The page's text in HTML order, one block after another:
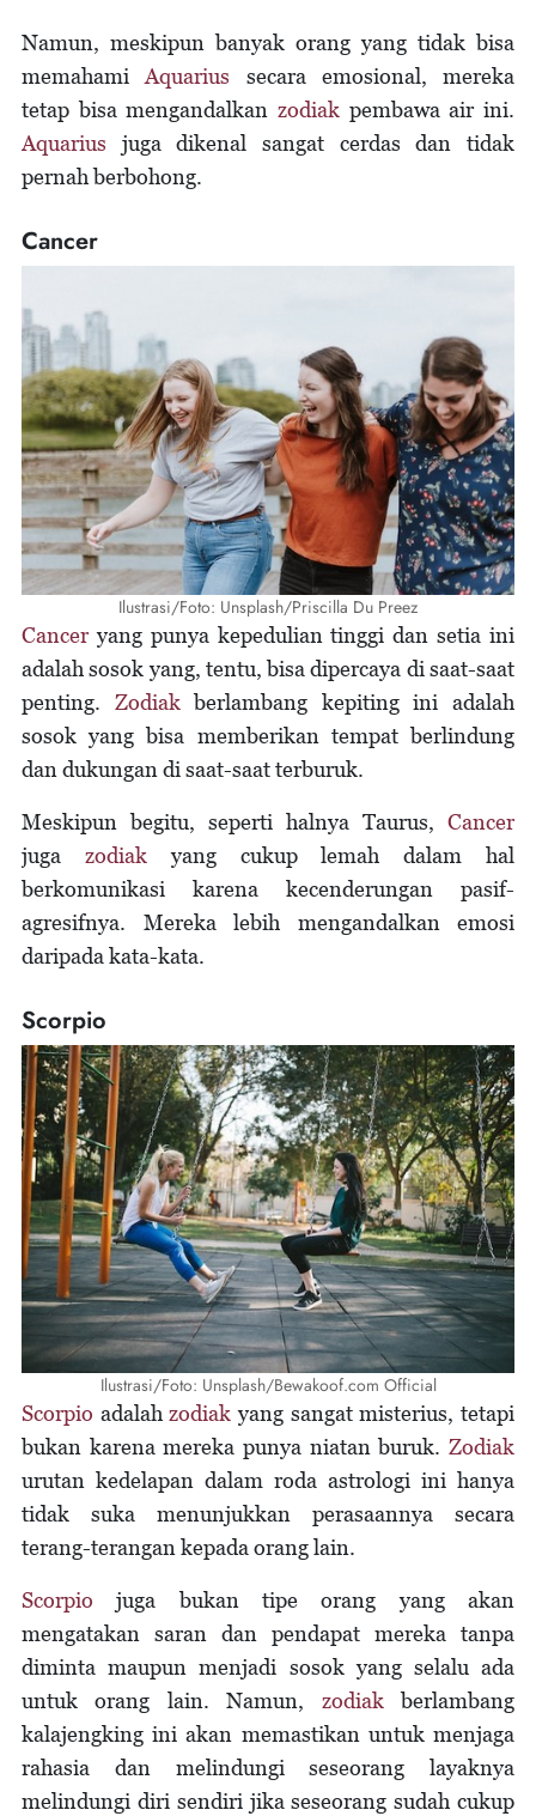
Namun, meskipun banyak orang yang tidak bisa
memahamiAquarius secara emosional, mereka
tetap bisa mengandalkan zodiak pembawa air ini.
Aquarius juga dikenal sangat cerdas dan tidak
pernah berbohong.
Cancer
Ilustrasi/Foto: Unsplash/Priscilla Du Preez
Canceryang punya kepedulian tinggi dan setia ini
adalah sosok yang, tentu, bisa dipercaya di saat-saat
penting. Zodiakberlambang kepiting ini adalah
sosok yang bisa memberikan tempat berlindung
dan dukungan di saat-saat terburuk.
Meskipun begitu, seperti halnya Taurus, Cancer
juga zodiakyang cukup lemah dalam hal
berkomunikasi karena kecenderungan pasif-
agresifnya. Mereka lebih mengandalkan emosi
daripada kata-kata.
Scorpio
Ilustrasi/Foto: Unsplash/Bewakoof.com Official
Scorpio adalahzodiak yang sangat misterius, tetapi
bukan karena mereka punya niatan buruk. Zodiak
urutan kedelapan dalam roda astrologi ini hanya
tidak suka menunjukkan perasaannya secara
terang-terangan kepada orang lain.
Scorpio juga bukan tipe orang yang akan
mengatakan saran dan pendapat mereka tanpa
diminta maupun menjadi sosok yang selalu ada
untuk orang lain. Namun, zodiakberlambang
kalajengking ini akan memastikan untuk menjaga
rahasia dan melindungi seseorang layaknya
melindungi diri sendiri jika seseorang sudah cukup